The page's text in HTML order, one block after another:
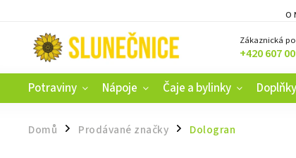
O
Zákaznická
+420 607
Potraviny Nápoje Čaje a bylinky
Domů / Prodávané značky / Dologran